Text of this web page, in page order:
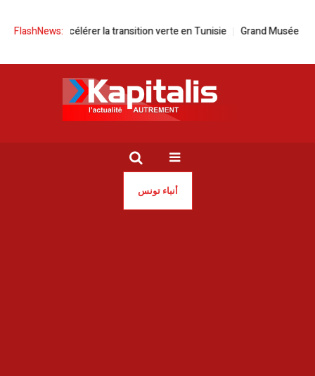
FlashNews:
pour accélérer la transition verte en Tunisie Grand Musée
أنباء تونس